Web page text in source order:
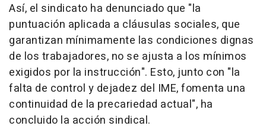
Así, el sindicato ha denunciado que "la
puntuación aplicada a cláusulas sociales, que
garantizan mínimamente las condiciones dignas
de los trabajadores, no se ajusta a los mínimos
exigidos por la instrucción". Esto, junto con "la
falta de control y dejadez del IME, fomenta una
continuidad de la precariedad actual", ha
concluido la acción sindical.